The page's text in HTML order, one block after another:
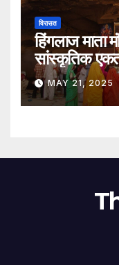
विरासत
हिंगलाज माता
सांस्कृतिक
MAY 21, 2025